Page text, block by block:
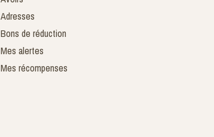
Adresses
Bons de réduction
Mes alertes
Mes récompenses